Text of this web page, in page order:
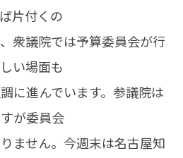
片付くの
衆議院では予算委員会が行
い場面も
に進んでいます。参議院は
が委員会
ません。今週末は名古屋知